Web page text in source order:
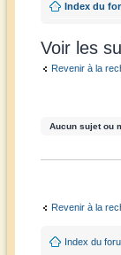
Index du
Voir les
Revenir à la
Aucun sujet ou
Revenir à la
Index du